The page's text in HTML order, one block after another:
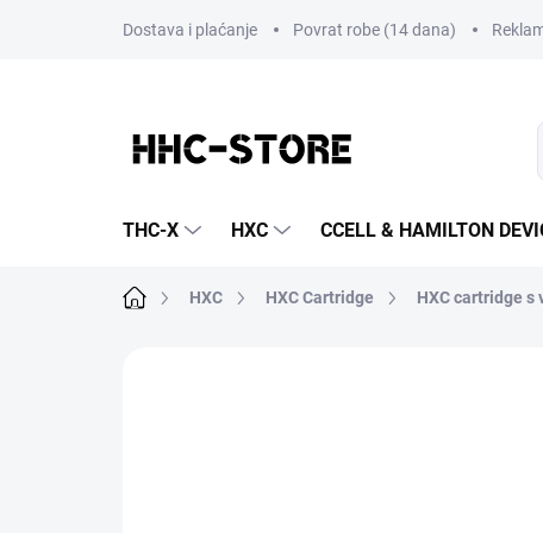
Dostava i plaćanje Povrat robe (14 dana)
THC-X HXC CCELL & HAMILTON
PočetnaHXC HXC Cartridge HXC cartridge s